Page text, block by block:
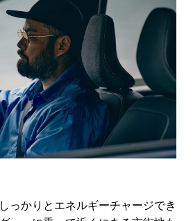
っかりとエネルギーチャージでき